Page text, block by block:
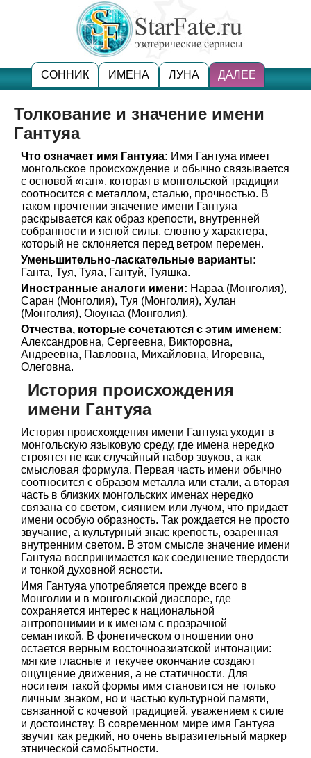
СОННИК ИМЕНА ЛУНА ДАЛЕЕ
Толкование и значение имени
Гантуяа
Что означает имя Гантуяа: Имя Гантуяа имеет
монгольское происхождение и обычно связывается
с основой «ган», которая в монгольской традиции
соотносится с металлом, сталью, прочностью. В
таком прочтении значение имени Гантуяа
раскрывается как образ крепости, внутренней
собранности и ясной силы, словно у характера,
который не склоняется перед ветром перемен.
Уменьшительно-ласкательные варианты:
Ганта, Туя, Туяа, Гантуй, Туяшка.
Иностранные аналоги имени: Нараа (Монголия),
Саран (Монголия), Туя (Монголия), Хулан
(Монголия), Оюунаа (Монголия).
Отчества, которые сочетаются с этим именем:
Александровна, Сергеевна, Викторовна,
Андреевна, Павловна, Михайловна, Игоревна,
Олеговна.
История происхождения
имени Гантуяа
История происхождения имени Гантуяа уходит в
монгольскую языковую среду, где имена нередко
строятся не как случайный набор звуков, а как
смысловая формула. Первая часть имени обычно
соотносится с образом металла или стали, а вторая
часть в близких монгольских именах нередко
связана со светом, сиянием или лучом, что придает
имени особую образность. Так рождается не просто
звучание, а культурный знак: крепость, озаренная
внутренним светом. В этом смысле значение имени
Гантуяа воспринимается как соединение твердости
и тонкой духовной ясности.
Имя Гантуяа употребляется прежде всего в
Монголии и в монгольской диаспоре, где
сохраняется интерес к национальной
антропонимии и к именам с прозрачной
семантикой. В фонетическом отношении оно
остается верным восточноазиатской интонации:
мягкие гласные и текучее окончание создают
ощущение движения, а не статичности. Для
носителя такой формы имя становится не только
личным знаком, но и частью культурной памяти,
связанной с кочевой традицией, уважением к силе
и достоинству. В современном мире имя Гантуяа
звучит как редкий, но очень выразительный маркер
этнической самобытности.